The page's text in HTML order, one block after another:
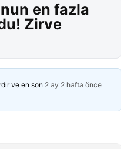
en fazla
Zirve
ve en son 2 ay 2 hafta önce